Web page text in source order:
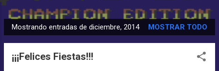
E
n
Mostrando entradas de diciembre, 2014 MOSTRAR TODO
¡¡¡Felices Fiestas!!!